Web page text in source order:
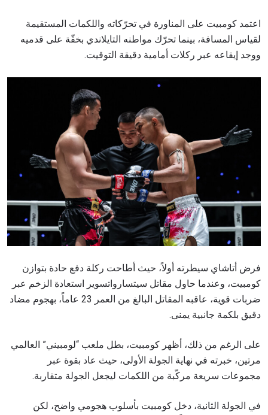
اعتمد كومبيت على المناورة في تحرّكاته واللكمات المستقيمة
لقياس المسافة، بينما تحرّك مواطنه التايلاندي بخفّة على قدميه
ووجد إيقاعه عبر ركلات أمامية دقيقة التوقيت.
فرض أتاشاي سيطرته أولاً، حيث أطاحت ركلة دفع حادة بتوازن
كومبيت، وعندما حاول مقاتل سيتسارواتسوير استعادة الزخم عبر
ضربات قوية، عاقبه المقاتل البالغ من العمر 23 عاماً، بهجوم مضاد
دقيق بلكمة جانبية يمنى.
على الرغم من ذلك، أظهر كومبيت، بطل ملعب “لومبيني” العالمي
مرتين، خبرته في نهاية الجولة الأولى، حيث عاد بقوة عبر
مجموعات سريعة مركّبة من اللكمات ليجعل الجولة متقاربة.
في الجولة الثانية، دخل كومبيت بأسلوب هجومي واضح، لكن